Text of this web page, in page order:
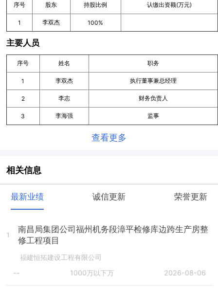
序号 股东 持股比例 认缴出资额(万元)
1 李双杰 100%
主要人员
序号 姓名 职务
1 李双杰 执行董事兼总经理
2 李志 财务负责人
3 李海强 监事
查看更多
相关信息
最新业绩 诚信更新 荣誉更新
1
南昌局集团公司福州机务段漳平检修库边跨生产房整
修工程项目
福建恒拓建设工程有限公司
--
1000万以下万 2026-08-06